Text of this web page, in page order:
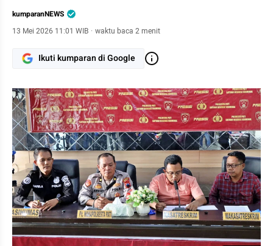
kumparanNEWS
13 Mei 2026 11:01 WIB · waktu baca 2 menit
Ikuti kumparan di Google